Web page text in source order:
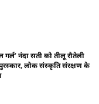
गर्ल’ नंदा सती को तीलू रौतेली
पुरस्कार, लोक संस्कृति संरक्षण के